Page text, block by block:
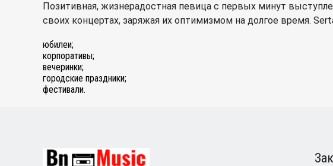
Позитивная, жизнерадостная певица с первых минут
своих концертах, заряжая их оптимизмом на долгое время.
юбилеи;
корпоративы;
вечеринки;
городские праздники;
фестивали.